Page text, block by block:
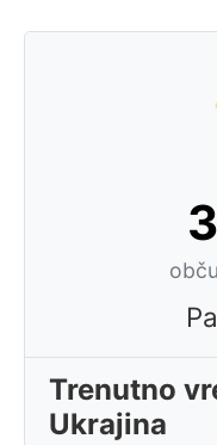
Trenutno
Ukrajina